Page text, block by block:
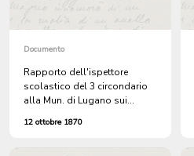
Documento
Rapporto dell'ispettore
scolastico del 3 circondario
alla Mun. di Lugano sui
MAESTRO presso le Scuole
12 ottobre 1870